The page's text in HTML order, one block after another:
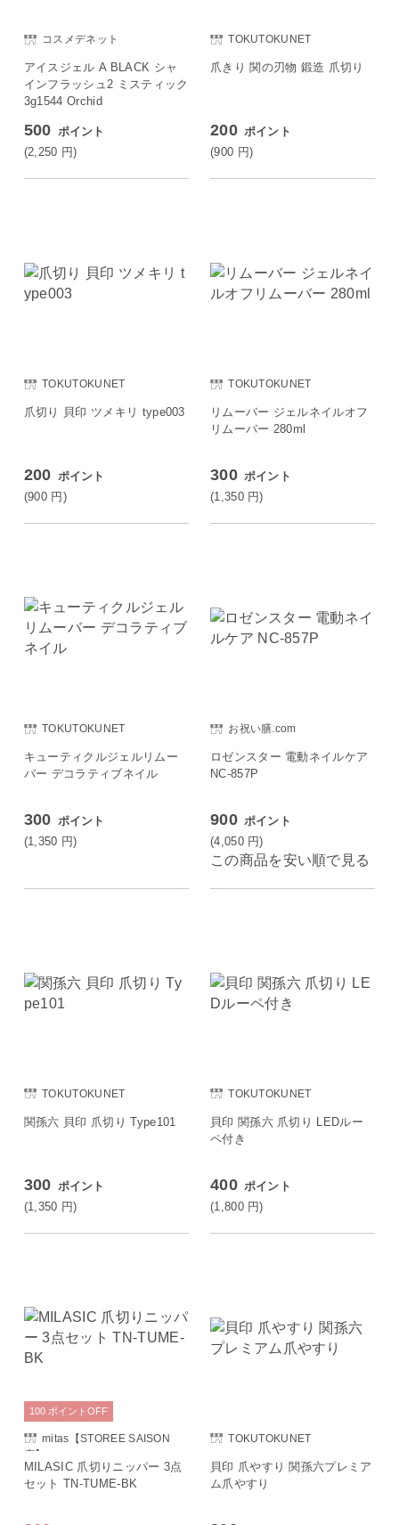
コスメデネット
アイスジェル A BLACK シャ
インフラッシュ2 ミスティック
3g1544 Orchid
500 ポイント
(2,250 円)
TOKUTOKUNET
爪きり 関の刃物 鍛造 爪切り
200 ポイント
(900 円)
TOKUTOKUNET
爪切り 貝印 ツメキリ type003
200 ポイント
(900 円 )
TOKUTOKUNET
リムーバー ジェルネイルオフ
リムーバー 280ml
300 ポイント
(1,350 円)
TOKUTOKUNET
キューティクルジェルリムー
バー デコラティブネイル
300 ポイント
(1,350 円)
お祝い膳.com
ロゼンスター 電動ネイルケア
NC-857P
900 ポイント
(4,050 円)
この商品を安い順で見る
TOKUTOKUNET
関孫六 貝印 爪切り Type101
300 ポイント
(1,350 円)
TOKUTOKUNET
貝印 関孫六 爪切り LEDルー
ペ付き
400 ポイント
(1,800 円)
mitas【STOREE SAISON
店】
MILASIC 爪切りニッパー 3点
セット TN-TUME-BK
100 ポイント OFF
TOKUTOKUNET
貝印 爪やすり 関孫六プレミア
ム爪やすり